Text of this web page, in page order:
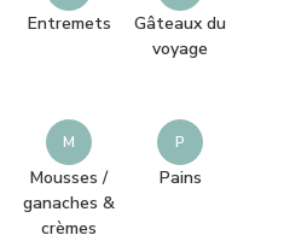
Entremets
Gâteaux du
voyage
M
Mousses /
ganaches &
crèmes
P
Pains